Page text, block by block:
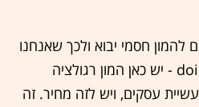
להמון חסמי יבוא ולכך שאנחנו
לא טובים ב־doing business - יש כאן המון רגולציה
עסקים, ויש לזה מחיר. זה